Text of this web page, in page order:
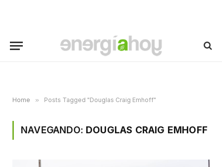
Home » Posts Tagged "Douglas Craig Emhoff"
NAVEGANDO: DOUGLAS CRAIG EMHOFF